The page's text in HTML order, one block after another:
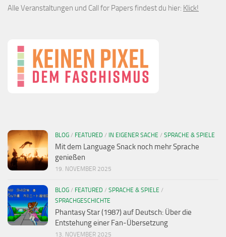
Alle Veranstaltungen und Call for Papers findest du hier: Klick!
BLOG / FEATURED / IN EIGENER SACHE / SPRACHE & SPIELE
Mit dem Language Snack noch mehr Sprache
genießen
19. NOVEMBER 2025
BLOG / FEATURED / SPRACHE & SPIELE /
SPRACHGESCHICHTE
Phantasy Star (1987) auf Deutsch: Über die
Entstehung einer Fan-Übersetzung
13. NOVEMBER 2025